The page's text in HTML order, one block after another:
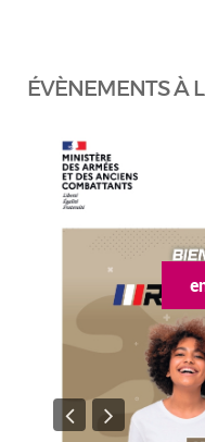
ÉVÈNEMENTS À